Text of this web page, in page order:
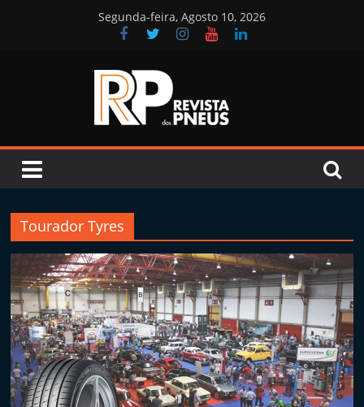
Segunda-feira, Agosto 10, 2026
Revista
Pneus
R
e
v
i
s
t
a
Tourador Tyres